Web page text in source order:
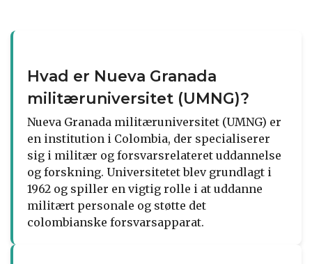
Hvad er Nueva Granada
militæruniversitet (UMNG)?
Nueva Granada militæruniversitet (UMNG) er
en institution i Colombia, der specialiserer
sig i militær og forsvarsrelateret uddannelse
og forskning. Universitetet blev grundlagt i
1962 og spiller en vigtig rolle i at uddanne
militært personale og støtte det
colombianske forsvarsapparat.